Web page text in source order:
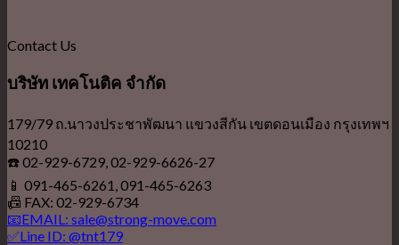
Contact Us
บริษัท เทคโนติค จำกัด
179/79 ถ.นาวงประชาพัฒนา แขวงสีกัน เขตดอนเมือง กรุงเทพฯ
10210
☎️ 02-929-6729, 02-929-6626-27
📱 091-465-6261, 091-465-6263
📠 FAX: 02-929-6734
📧EMAIL: sale@strong-move.com
✅Line ID: @tnt179